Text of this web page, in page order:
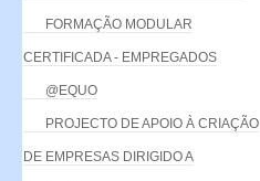
FORMAÇÃO MODULAR
CERTIFICADA - EMPREGADOS
@EQUO
PROJECTO DE APOIO À CRIAÇÃO
DE EMPRESAS DIRIGIDO A